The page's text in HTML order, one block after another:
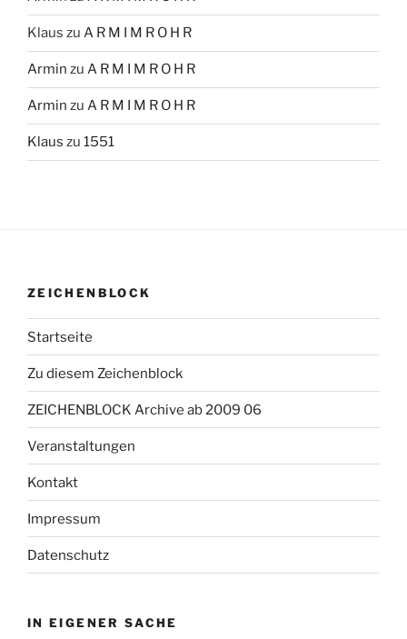
Klaus zu A R M I M R O H R
Armin zu A R M I M R O H R
Armin zu A R M I M R O H R
Klaus zu 1551
ZEICHENBLOCK
Startseite
Zu diesem Zeichenblock
ZEICHENBLOCK Archive ab 2009 06
Veranstaltungen
Kontakt
Impressum
Datenschutz
IN EIGENER SACHE